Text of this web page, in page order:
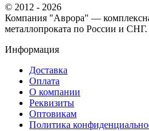
© 2012 - 2026
Компания "Аврора" —
металлопроката по России и СНГ.
Информация
Доставка
Оплата
О компании
Реквизиты
Оптовикам
Политика